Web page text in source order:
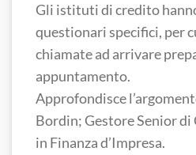
Gli istituti di credito
questionari specifici, per
chiamate ad arrivare
appuntamento.
Approfondisce
Bordin; Gestore Senior di
in Finanza d’Impresa.